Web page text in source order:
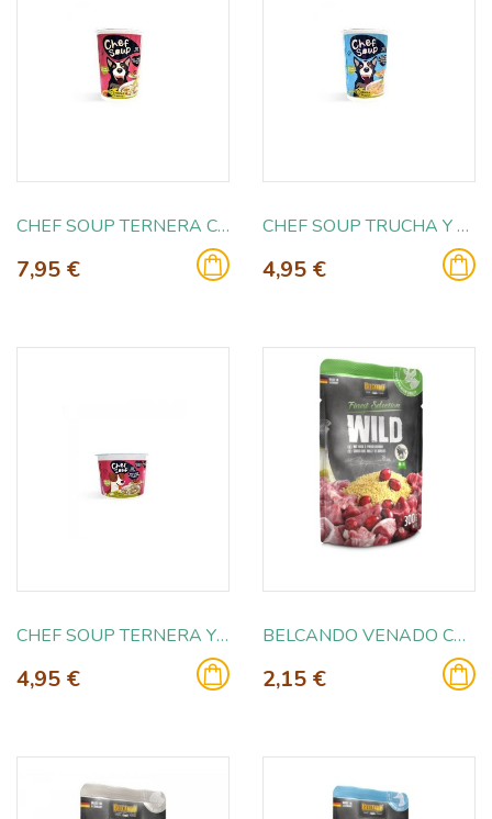
CHEF SOUP TERNERA CON GUISANTES 50GR
7,95 €
CHEF SOUP TRUCHA Y PATATA 25GR
4,95 €
CHEF SOUP TERNERA Y VERDURAS 25GR
4,95 €
BELCANDO VENADO CON ARANDANO Y MIJO 125GR
2,15 €